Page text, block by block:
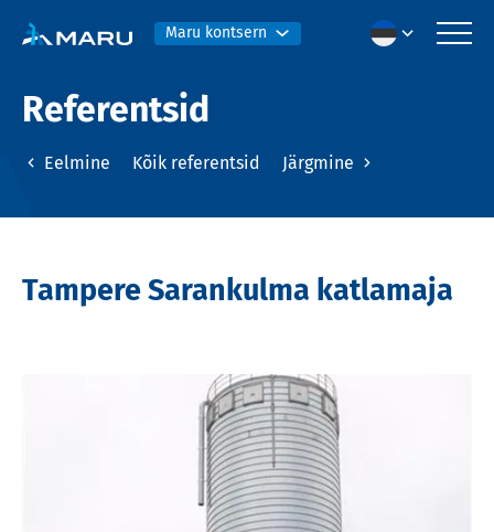
Maru kontsern
Referentsid
Eelmine Kõik referentsid Järgmine
Tampere Sarankulma katlamaja